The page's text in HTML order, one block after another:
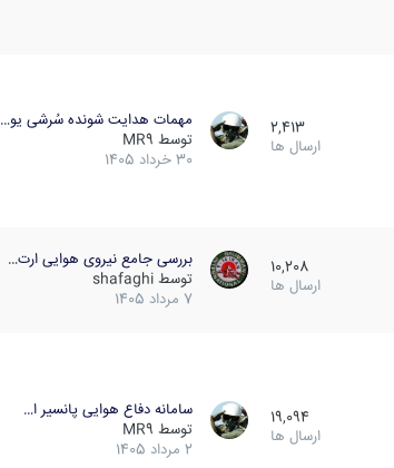
2,413
ارسال ها
مهمات هدایت شونده سُرشی یو…
توسط MR9
30 خرداد 1405
10,208
ارسال ها
بررسی جامع نیروی هوایی ارت…
توسط shafaghi
7 مرداد 1405
19,094
ارسال ها
سامانه دفاع هوایی پانسیر ا…
توسط MR9
2 مرداد 1405